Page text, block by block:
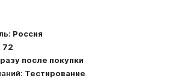
Россия
72
после покупки
Тестирование